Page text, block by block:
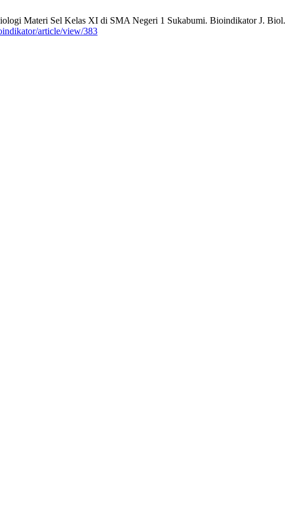
Materi Sel Kelas XI di SMA Negeri 1 Sukabumi. Bioindikator J. Biol.
article/view/383